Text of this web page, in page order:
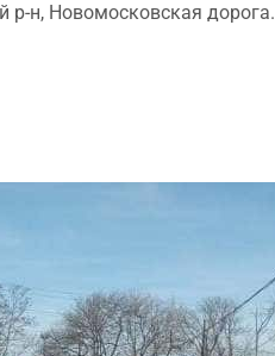
р-н, Новомосковская дорога.